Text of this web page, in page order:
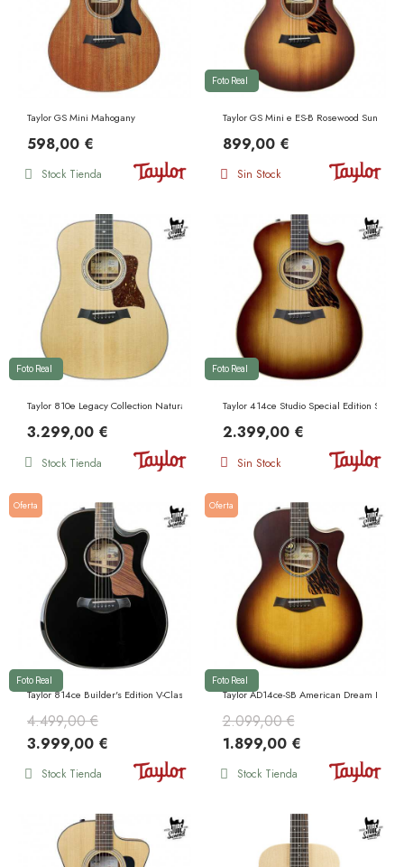
Taylor GS Mini Mahogany
598,00 €
Stock Tienda
Taylor GS Mini e ES-B Rosewood Sunburst
899,00 €
Foto Real
Sin Stock
Taylor 810e Legacy Collection Natural
3.299,00 €
Foto Real
Stock Tienda
Taylor 414ce Studio Special Edition
2.399,00 €
Foto Real
Sin Stock
Oferta
Taylor 814ce Builder's Edition V-Class BlackTop
4.499,00 €
3.999,00 €
Foto Real
Stock Tienda
Oferta
Taylor AD14ce-SB American Dream LTD
2.099,00 €
1.899,00 €
Foto Real
Stock Tienda